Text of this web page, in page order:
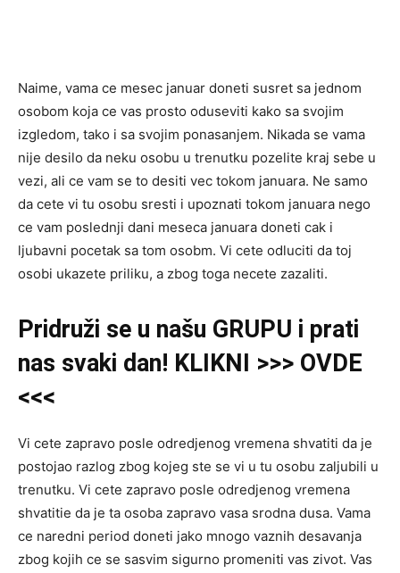
Naime, vama ce mesec januar doneti susret sa jednom
osobom koja ce vas prosto oduseviti kako sa svojim
izgledom, tako i sa svojim ponasanjem. Nikada se vama
nije desilo da neku osobu u trenutku pozelite kraj sebe u
vezi, ali ce vam se to desiti vec tokom januara. Ne samo
da cete vi tu osobu sresti i upoznati tokom januara nego
ce vam poslednji dani meseca januara doneti cak i
ljubavni pocetak sa tom osobm. Vi cete odluciti da toj
osobi ukazete priliku, a zbog toga necete zazaliti.
Pridruži se u našu GRUPU i prati
nas svaki dan! KLIKNI >>> OVDE
<<<
Vi cete zapravo posle odredjenog vremena shvatiti da je
postojao razlog zbog kojeg ste se vi u tu osobu zaljubili u
trenutku. Vi cete zapravo posle odredjenog vremena
shvatitie da je ta osoba zapravo vasa srodna dusa. Vama
ce naredni period doneti jako mnogo vaznih desavanja
zbog kojih ce se sasvim sigurno promeniti vas zivot. Vas